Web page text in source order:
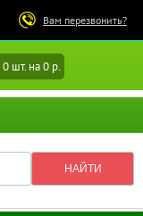
Вам перезвонить?
0 шт. на 0 р.